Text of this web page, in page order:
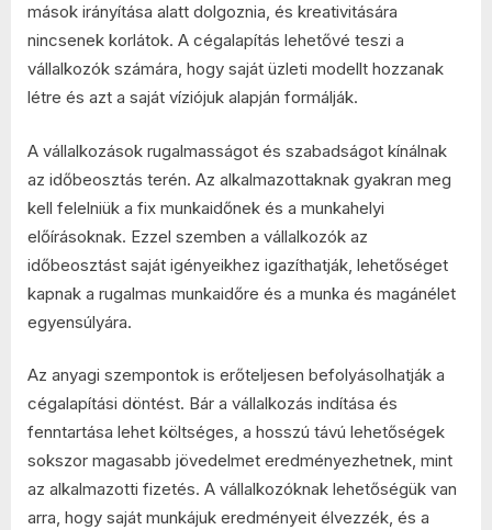
mások irányítása alatt dolgoznia, és kreativitására
nincsenek korlátok. A cégalapítás lehetővé teszi a
vállalkozók számára, hogy saját üzleti modellt hozzanak
létre és azt a saját víziójuk alapján formálják.
A vállalkozások rugalmasságot és szabadságot kínálnak
az időbeosztás terén. Az alkalmazottaknak gyakran meg
kell felelniük a fix munkaidőnek és a munkahelyi
előírásoknak. Ezzel szemben a vállalkozók az
időbeosztást saját igényeikhez igazíthatják, lehetőséget
kapnak a rugalmas munkaidőre és a munka és magánélet
egyensúlyára.
Az anyagi szempontok is erőteljesen befolyásolhatják a
cégalapítási döntést. Bár a vállalkozás indítása és
fenntartása lehet költséges, a hosszú távú lehetőségek
sokszor magasabb jövedelmet eredményezhetnek, mint
az alkalmazotti fizetés. A vállalkozóknak lehetőségük van
arra, hogy saját munkájuk eredményeit élvezzék, és a